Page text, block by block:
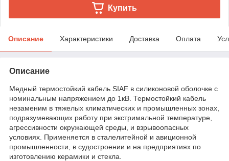
Купить
Описание Характеристики Доставка Оплата
Описание
Медный термостойкий кабель SIAF в силиконовой оболочке с
номинальным напряжением до 1кВ. Термостойкий кабель
незаменим в тяжелых климатических и промышленных зонах,
подразумевающих работу при экстримальной температуре,
агрессивности окружающей среды, и взрывоопасных
условиях. Применяется в сталелитейной и авиционной
промышленности, в судостроении и на предприятиях по
изготовлению керамики и стекла.